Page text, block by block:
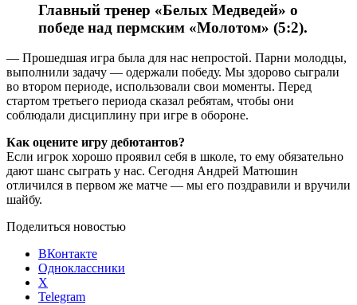
Главный тренер «Белых Медведей» о
победе над пермским «Молотом» (5:2).
— Прошедшая игра была для нас непростой. Парни молодцы,
выполнили задачу — одержали победу. Мы здорово сыграли
во втором периоде, использовали свои моменты. Перед
стартом третьего периода сказал ребятам, чтобы они
соблюдали дисциплину при игре в обороне.
Как оцените игру дебютантов?
Если игрок хорошо проявил себя в школе, то ему обязательно
дают шанс сыграть у нас. Сегодня Андрей Матюшин
отличился в первом же матче — мы его поздравили и вручили
шайбу.
Поделиться новостью
ВКонтакте
Одноклассники
X
Telegram